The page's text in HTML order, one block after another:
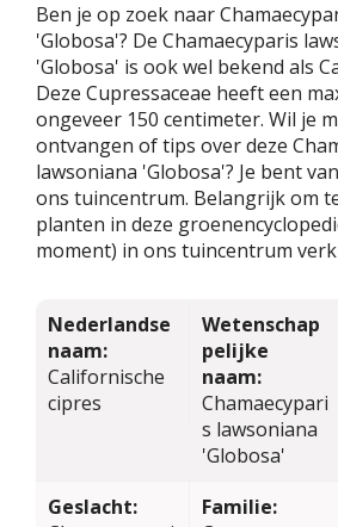
Ben je op zoek naar
'Globosa'? De Chamaecyparis
'Globosa' is ook wel bekend als
Deze Cupressaceae heeft een
ongeveer 150 centimeter. Wil je
ontvangen of tips over deze
lawsoniana 'Globosa'? Je bent
ons tuincentrum. Belangrijk om
planten in deze
moment) in ons tuincentrum
Nederlandse
naam:
Californische
cipres
Wetenschap
pelijke
naam:
Chamaecypari
s lawsoniana
'Globosa'
Geslacht:
Familie: